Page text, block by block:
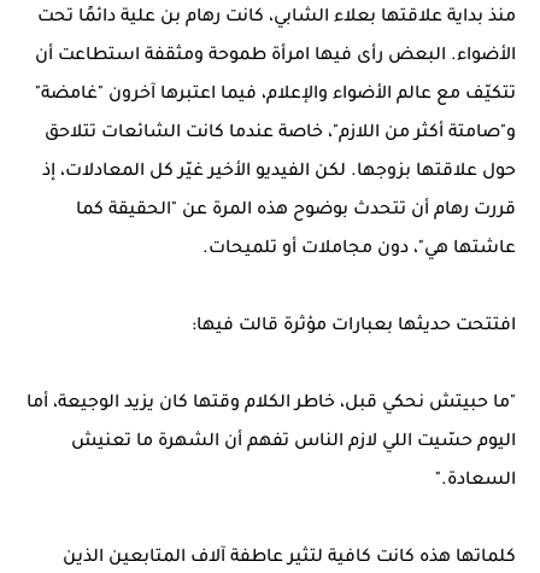
منذ بداية علاقتها بعلاء الشابي، كانت رهام بن علية دائمًا تحت
الأضواء. البعض رأى فيها امرأة طموحة ومثقفة استطاعت أن
تتكيّف مع عالم الأضواء والإعلام، فيما اعتبرها آخرون "غامضة"
و"صامتة أكثر من اللازم"، خاصة عندما كانت الشائعات تتلاحق
حول علاقتها بزوجها. لكن الفيديو الأخير غيّر كل المعادلات، إذ
قررت رهام أن تتحدث بوضوح هذه المرة عن "الحقيقة كما
عاشتها هي"، دون مجاملات أو تلميحات.
افتتحت حديثها بعبارات مؤثرة قالت فيها:
"ما حبيتش نحكي قبل، خاطر الكلام وقتها كان يزيد الوجيعة، أما
اليوم حسّيت اللي لازم الناس تفهم أن الشهرة ما تعنيش
السعادة."
كلماتها هذه كانت كافية لتثير عاطفة آلاف المتابعين الذين